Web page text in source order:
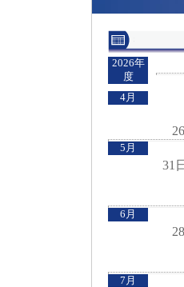
2026年
度
4月
26日
5月
31日 第
兼第20
(宇部
6月
28日 第
兼2026
(周南
7月